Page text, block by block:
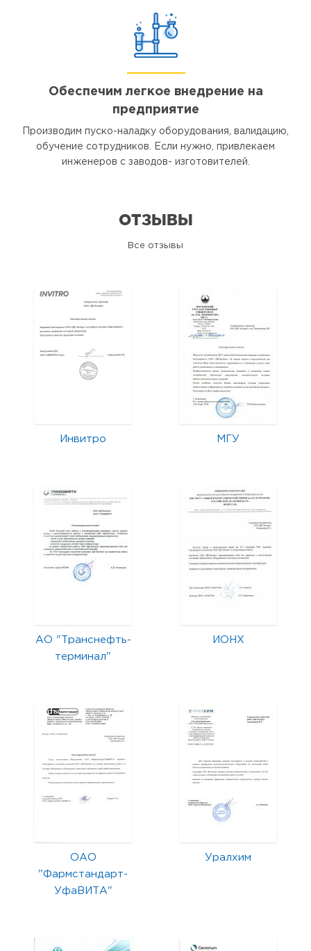
Обеспечим легкое внедрение на
предприятие
Производим пуско-наладку оборудования, валидацию,
обучение сотрудников. Если нужно, привлекаем
инженеров с заводов- изготовителей.
ОТЗЫВЫ
Все отзывы
Инвитро МГУ
АО "Транснефть-
терминал"
ИОНХ
ОАО
"Фармстандарт-
УфаВИТА"
Уралхим